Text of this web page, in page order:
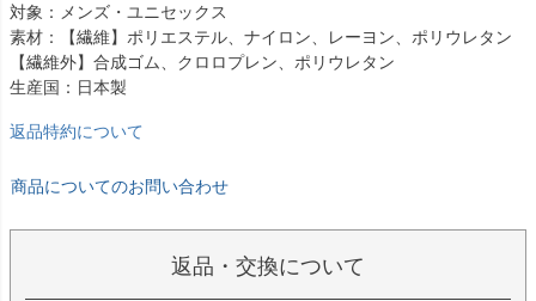
対象：メンズ・ユニセックス
素材：【繊維】ポリエステル、ナイロン、レーヨン、ポリウレタン
【繊維外】合成ゴム、クロロプレン、ポリウレタン
生産国：日本製
返品特約について
商品についてのお問い合わせ
返品・交換について